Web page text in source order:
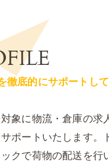
徹底的にサポートし
象に物流・倉庫の求
ポートいたします。
クで荷物の配送を行